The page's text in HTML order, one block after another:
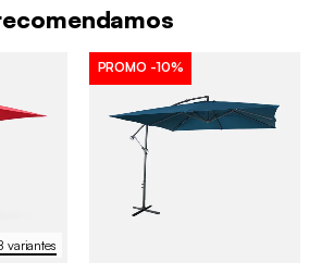
variantes
PROMO -10%